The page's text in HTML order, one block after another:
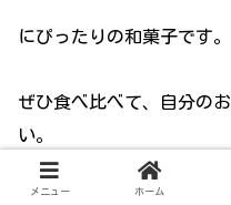
にぴったりの和菓子です。
ぜひ食べ比べて、自分の
い。
メニュー ホーム